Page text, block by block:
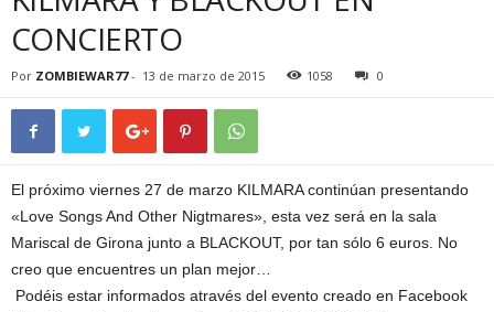
CONCIERTO
Por ZOMBIEWAR77- 13 de marzo de 2015 1058 0
El próximo viernes 27 de marzo KILMARA continúan presentando
«Love Songs And Other Nigtmares», esta vez será en la sala
Mariscal de Girona junto a BLACKOUT, por tan sólo 6 euros. No
creo que encuentres un plan mejor…
Podéis estar informados através del evento creado en Facebook